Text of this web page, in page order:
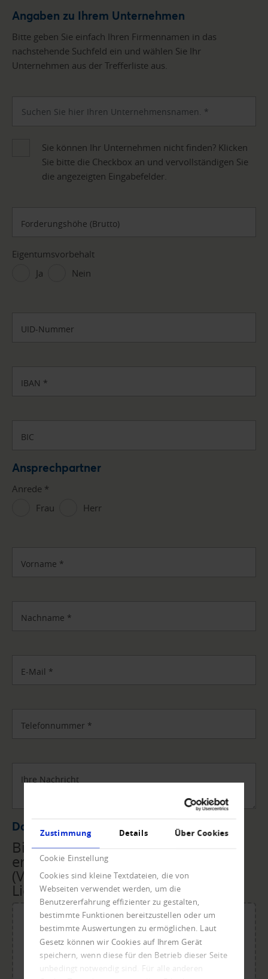
Zustimmung Details Über Cookies
Cookie Einstellung
Cookies sind kleine Textdateien, die von
Webseiten verwendet werden, um die
Benutzererfahrung effizienter zu gestalten,
bestimmte Funktionen bereitzustellen oder um
bestimmte Auswertungen zu ermöglichen. Laut
Gesetz können wir Cookies auf Ihrem Gerät
speichern, wenn diese für den Betrieb dieser Seite
unbedingt notwendig sind. Für alle anderen
Angaben zu Ihrem Unternehmen
Bitte geben Sie einfach Ihren Firmennamen in das
nachstehende Suchfeld ein und wählen Sie Ihr
Unternehmen aus der Trefferliste aus.
Sie können Ihr Unternehmen nicht finden? Klicken
Sie bitte die Checkbox an und vervollständigen Sie
die angezeigten Eingabefelder.
Forderungshöhe (Brutto)
Eigentumsvorbehalt
Ja
Nein
UID-Nummer
IBAN *
BIC
Ansprechpartner
Anrede *
Frau
Herr
Vorname *
Nachname *
E-Mail *
Telefonnummer *
Ihre Nachricht
Datei Upload
Bitte übermitteln Sie uns die
erforderlichen Unterlagen
(Vollmacht, Rechnungen,
Lieferscheine, ...) per Upload.
Für den Upload Datei ablegen oder klicken.
Maximale Dateigröße: 20 MB.